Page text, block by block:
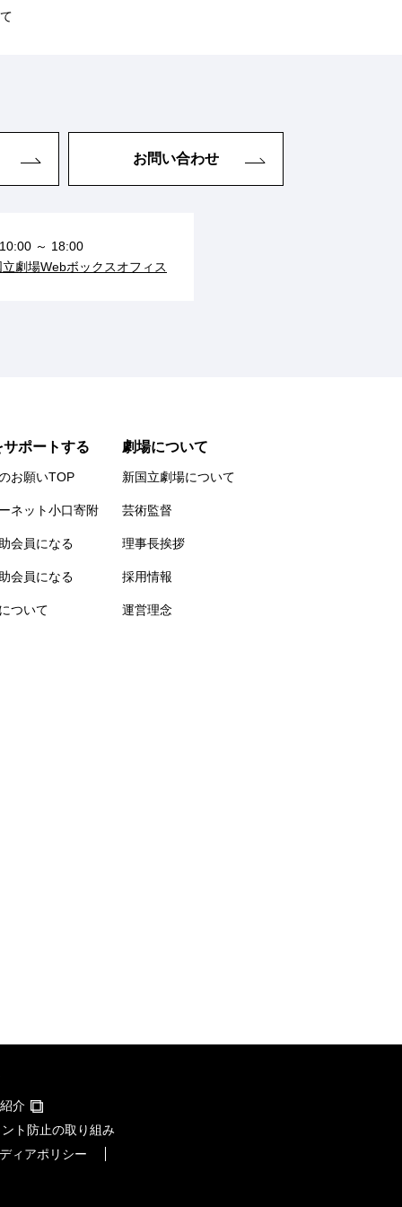
お問い合わせ
10:00 ～ 18:00
立劇場Webボックスオフィス
サポートする
お願いTOP
ネット小口寄附
会員になる
会員になる
ついて
劇場について
新国立劇場について
芸術監督
理事長挨拶
採用情報
運営理念
介
ト防止の取り組み
ィアポリシー